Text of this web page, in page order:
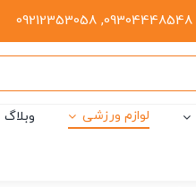
لوازم ورزشی وبلاگ